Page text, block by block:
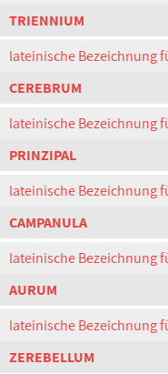
TRIENNIUM
lateinische Bezeichnung
CEREBRUM
lateinische Bezeichnung
PRINZIPAL
lateinische Bezeichnung
CAMPANULA
lateinische Bezeichnung
AURUM
lateinische Bezeichnung
ZEREBELLUM